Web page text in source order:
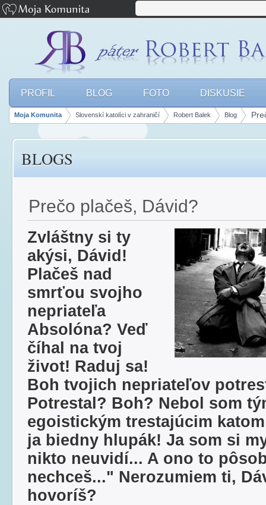
PROFIL BLOG FOTO DISKUSIE
Breadcrumbs
Moja Komunita Slovenskí katolíci v zahraničí Robert Balek Blog
BLOGS
Prečo plačeš, Dávid?
Zvláštny si ty
akýsi, Dávid!
Plačeš nad
smrťou svojho
nepriateľa
Absolóna? Veď
číhal na tvoj
život! Raduj sa!
Boh tvojich nepriateľov
Potrestal? Boh? Nebol som
egoistickým trestajúcim
ja biedny hlupák! Ja som si
nikto neuvidí... A ono to
nechceš..." Nerozumiem ti,
hovoríš?